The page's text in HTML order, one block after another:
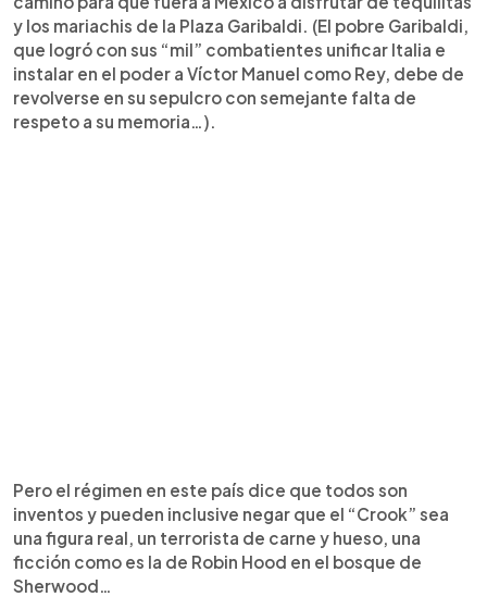
y los mariachis de la Plaza Garibaldi. (El pobre Garibaldi,
que logró con sus “mil” combatientes unificar Italia e
instalar en el poder a Víctor Manuel como Rey, debe de
revolverse en su sepulcro con semejante falta de
respeto a su memoria…).
Pero el régimen en este país dice que todos son
inventos y pueden inclusive negar que el “Crook” sea
una figura real, un terrorista de carne y hueso, una
ficción como es la de Robin Hood en el bosque de
Sherwood…